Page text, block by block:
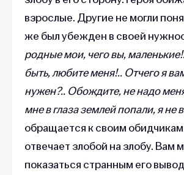
взрослые. Другие не могли
же был убежден в своей
родные мои, чего вы,
быть, любите меня!.. Отчего я
нужен?.. Обождите, не надо
мне в глаза землей попали, я не
обращается к своим обидчикам
отвечает злобой на злобу. Вам
показаться странным его